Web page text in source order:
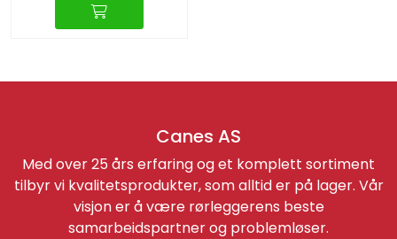
Canes AS
Med over 25 års erfaring og et komplett sortiment
tilbyr vi kvalitetsprodukter, som alltid er på lager. Vår
visjon er å være rørleggerens beste
samarbeidspartner og problemløser.